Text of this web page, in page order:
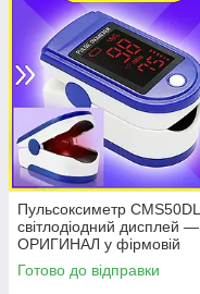
Пульсоксиметр CMS50DL
світлодіодний дисплей —
ОРИГИНАЛ у фірмовій
коробці, CONTEC
Готово до відправки